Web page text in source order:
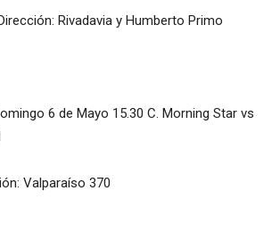
Rivadavia y Humberto Primo
6 de Mayo 15.30 C. Morning Star vs
Valparaíso 370